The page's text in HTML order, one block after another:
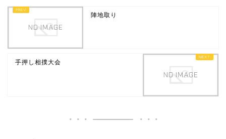
陣地取り
手押し相撲大会